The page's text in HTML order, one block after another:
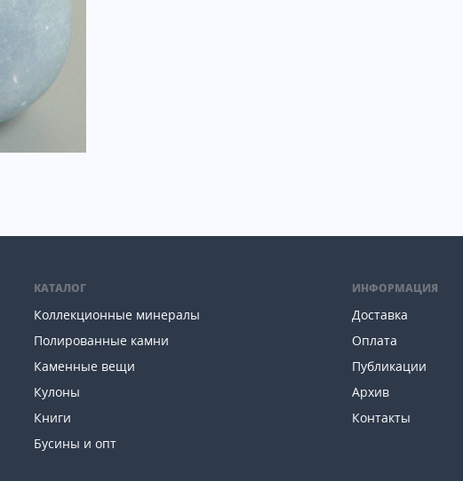
КАТАЛОГ
Коллекционные минералы
Полированные камни
Каменные вещи
Кулоны
Книги
Бусины и опт
ИНФОРМАЦИЯ
Доставка
Оплата
Публикации
Архив
Контакты